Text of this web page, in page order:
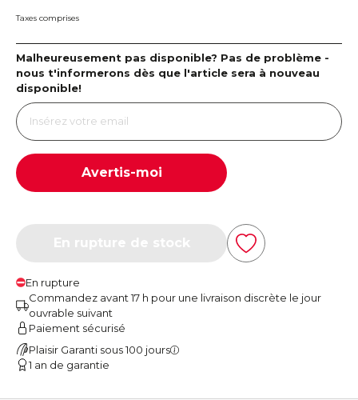
Taxes comprises
Malheureusement pas disponible? Pas de problème -
nous t'informerons dès que l'article sera à nouveau
disponible!
Avertis-moi
En rupture
Commandez avant 17 h pour une livraison discrète le jour
ouvrable suivant
Paiement sécurisé
Plaisir Garanti sous 100 jours
1 an de garantie